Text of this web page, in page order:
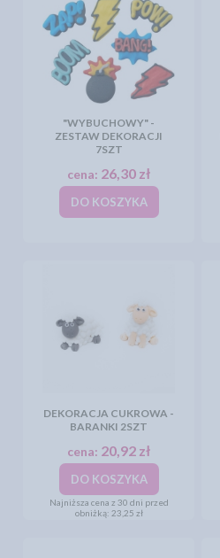
"WYBUCHOWY" -
ZESTAW DEKORACJI
7SZT
cena: 26,30 zł
DO KOSZYKA
DEKORACJA CUKROWA -
BARANKI 2SZT
cena: 20,92 zł
DO KOSZYKA
Najniższa cena z 30 dni przed
obniżką: 23,25 zł